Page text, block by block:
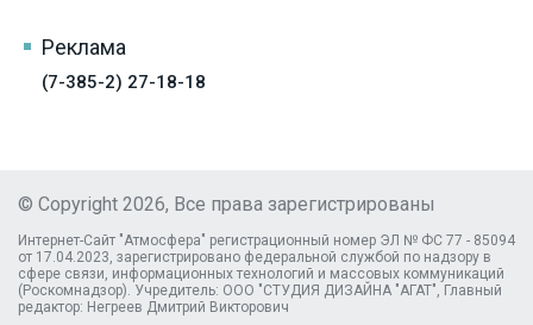
Реклама
(7-385-2) 27-18-18
© Copyright 2026, Все права зарегистрированы
Интернет-Сайт "Атмосфера" регистрационный номер ЭЛ № ФС 77 - 85094
от 17.04.2023, зарегистрировано федеральной службой по надзору в
сфере связи, информационных технологий и массовых коммуникаций
(Роскомнадзор). Учредитель: ООО "СТУДИЯ ДИЗАЙНА "АГАТ", Главный
редактор: Негреев Дмитрий Викторович